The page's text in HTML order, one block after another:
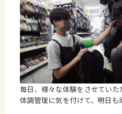
毎日、様々な体験をさせていた
体調管理に気を付けて、明日も